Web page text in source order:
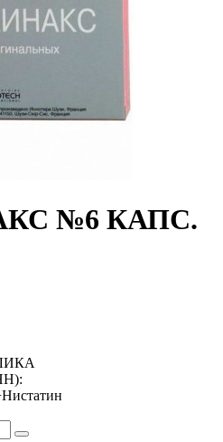
№6 КАПС.
: